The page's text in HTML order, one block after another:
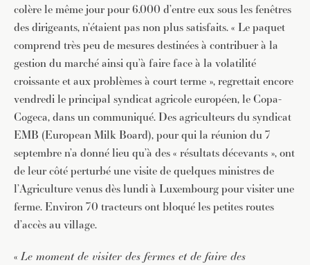
colère le même jour pour 6.000 d’entre eux sous les fenêtres
des dirigeants, n’étaient pas non plus satisfaits. « Le paquet
comprend très peu de mesures destinées à contribuer à la
gestion du marché ainsi qu’à faire face à la volatilité
croissante et aux problèmes à court terme », regrettait encore
vendredi le principal syndicat agricole européen, le Copa-
Cogeca, dans un communiqué. Des agriculteurs du syndicat
EMB (European Milk Board), pour qui la réunion du 7
septembre n’a donné lieu qu’à des « résultats décevants », ont
de leur côté perturbé une visite de quelques ministres de
l’Agriculture venus dès lundi à Luxembourg pour visiter une
ferme. Environ 70 tracteurs ont bloqué les petites routes
d’accès au village.
«Le moment de visiter des fermes et de faire des